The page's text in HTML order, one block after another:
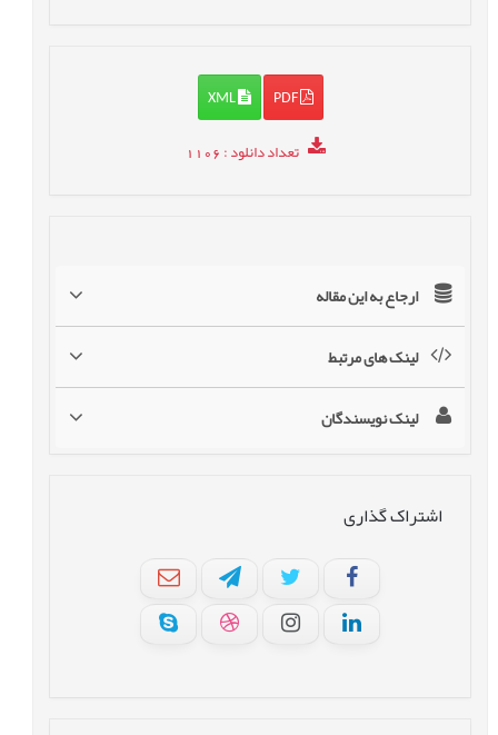
PDF
XML
تعداد دانلود: 1106
ارجاع به این مقاله
لینک های مرتبط
لینک نویسندگان
اشتراک گذاری